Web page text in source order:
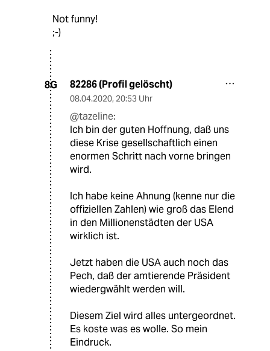
Not funny!
;-)
8G 82286 (Profil gelöscht)
08.04.2020, 20:53 Uhr
@tazeline:
Ich bin der guten Hoffnung, daß uns
diese Krise gesellschaftlich einen
enormen Schritt nach vorne bringen
wird.
Ich habe keine Ahnung (kenne nur die
offiziellen Zahlen) wie groß das Elend
in den Millionenstädten der USA
wirklich ist.
Jetzt haben die USA auch noch das
Pech, daß der amtierende Präsident
wiedergwählt werden will.
Diesem Ziel wird alles untergeordnet.
Es koste was es wolle. So mein
Eindruck.